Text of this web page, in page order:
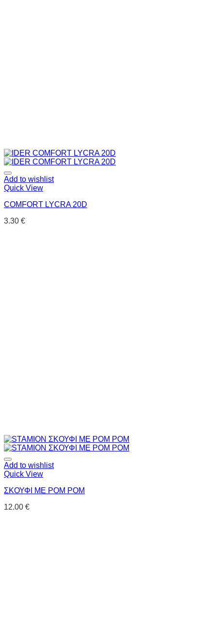
Add to wishlist
Quick View
COMFORT LYCRA 20D
3.30 €
Add to wishlist
Quick View
ΣΚΟΥΦΙ ΜΕ POM POM
12.00 €